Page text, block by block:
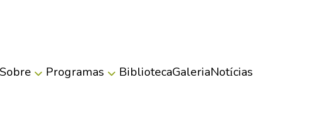
Sobre Programas BibliotecaGaleriaNotícias